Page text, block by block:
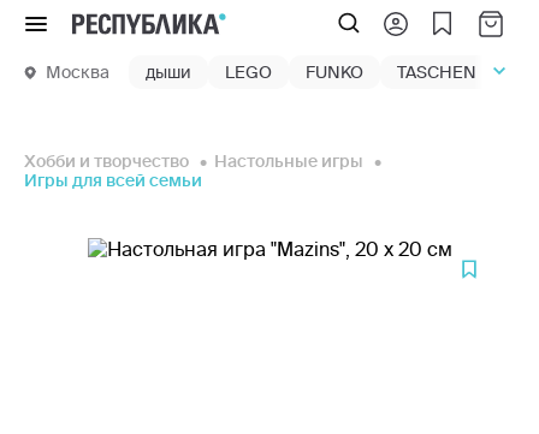
Меню
Москва дыши LEGO FUNKO TASCHEN
Хобби и творчество
Настольные игры
Игры для всей семьи